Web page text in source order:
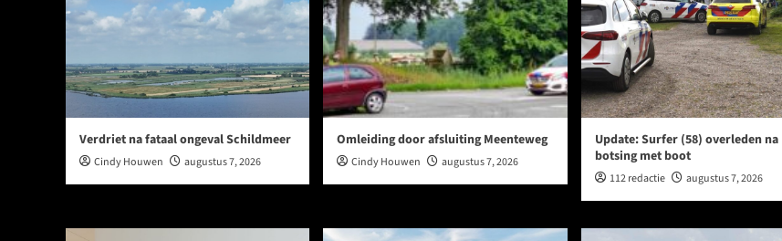
Verdriet na fataal ongeval Schildmeer
Cindy Houwen augustus 7, 2026
Omleiding door afsluiting Meenteweg
Cindy Houwen augustus 7, 2026
Update: Surfer (58) overleden na
botsing met boot
112 redactie augustus 7, 2026